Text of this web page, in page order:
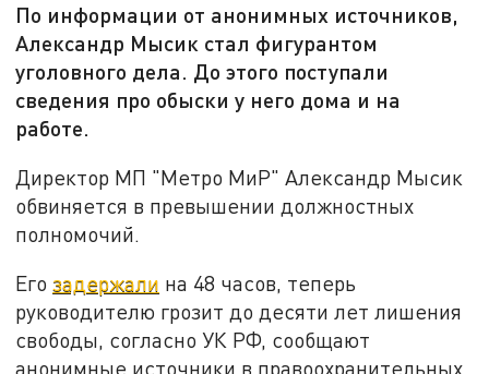
По информации от анонимных источников,
Александр Мысик стал фигурантом
уголовного дела. До этого поступали
сведения про обыски у него дома и на
работе.
Директор МП "Метро МиР" Александр Мысик
обвиняется в превышении должностных
полномочий.
Егозадержали на 48 часов, теперь
руководителю грозит до десяти лет лишения
свободы, согласно УК РФ, сообщают
анонимные источники в правоохранительных